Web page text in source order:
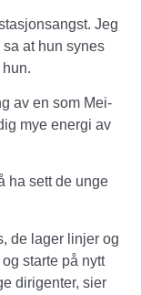
Jeg
at hun synes
av en som Mei-
mye energi av
ha sett de unge
de lager linjer og
starte på nytt
dirigenter, sier